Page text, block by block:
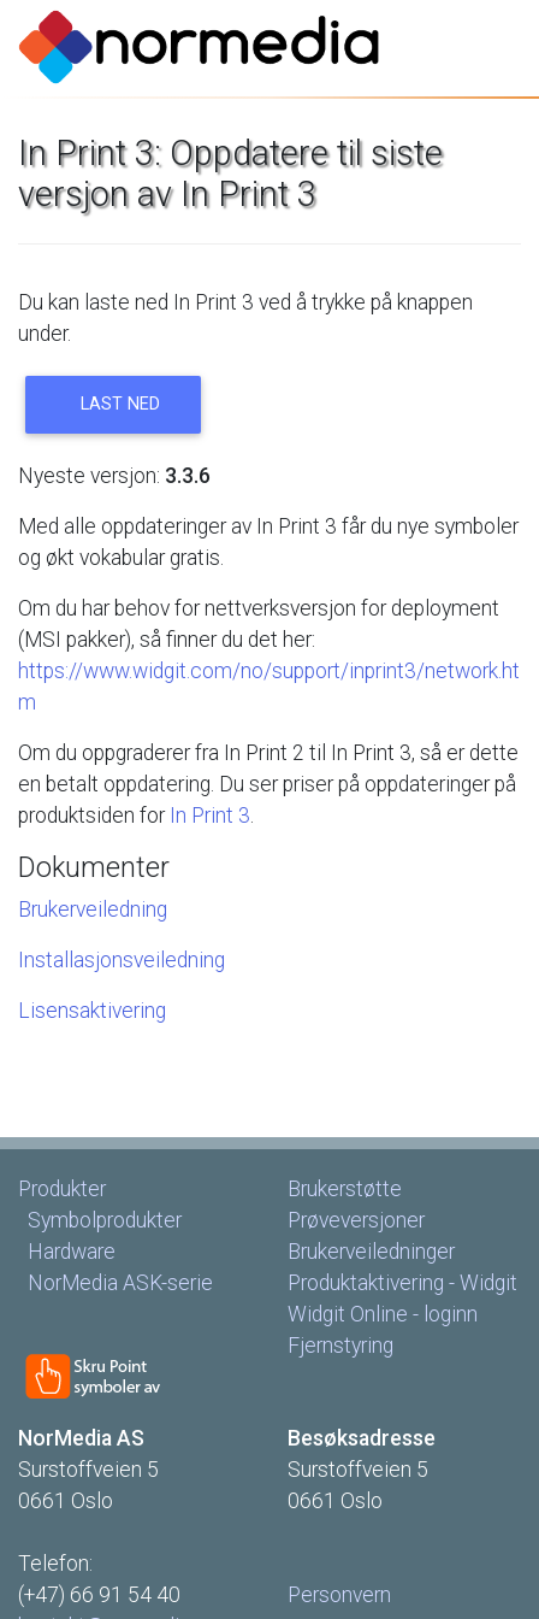
In Print 3: Oppdatere til siste
versjon av In Print 3
Du kan laste ned In Print 3 ved å trykke på knappen
under.
LAST NED
Nyeste versjon: 3.3.6
Med alle oppdateringer av In Print 3 får du nye symboler
og økt vokabular gratis.
Om du har behov for nettverksversjon for deployment
(MSI pakker), så finner du det her:
https://www.widgit.com/no/support/inprint3/network.ht
m
Om du oppgraderer fra In Print 2 til In Print 3, så er dette
en betalt oppdatering. Du ser priser på oppdateringer på
produktsiden for In Print 3
Dokumenter
Brukerveiledning
Installasjonsveiledning
Lisensaktivering
Produkter
Symbolprodukter
Hardware
NorMedia ASK-serie
Brukerstøtte
Prøveversjoner
Brukerveiledninger
Produktaktivering - Widgit
Widgit Online - loginn
Fjernstyring
NorMedia AS
Surstoffveien 5
0661 Oslo
Telefon:
(+47) 66 91 54 40
Besøksadresse
Surstoffveien 5
0661 Oslo
Personvern